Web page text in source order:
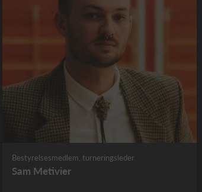
Bestyrelsesmedlem, turneringsleder
Sam Metivier